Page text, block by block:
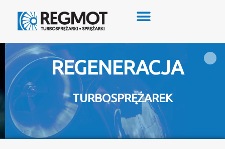
REGENERACJA
TURBOSPRĘŻAREK